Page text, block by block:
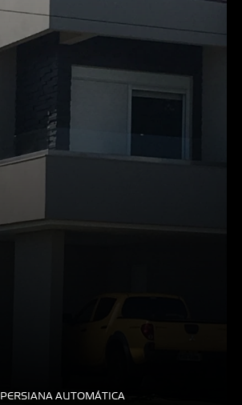
PERSIANA AUTOMÁTICA